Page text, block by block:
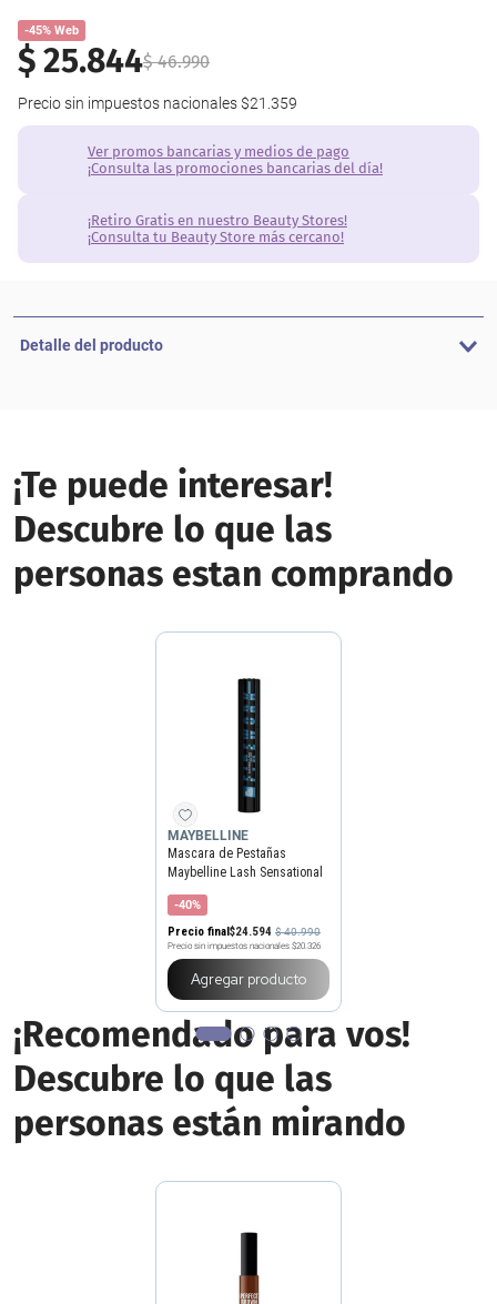
-45% Web
$25.844$ 46.990
Precio sin impuestos nacionales $21.359
Ver promos bancarias y medios de pago
¡Consulta las promociones bancarias del día!
¡Retiro Gratis en nuestro Beauty Stores!
¡Consulta tu Beauty Store más cercano!
Detalle del producto
¡Te puede interesar!
Descubre lo que las
personas estan comprando
MAYBELLINE
Mascara de Pestañas
Maybelline Lash Sensational
Firework Electro Black x 10
ml-40%
Precio final$24.594 $40.990
Precio sin impuestos nacionales $20.326
Agregar producto
¡Recomendado para vos!
Descubre lo que las
personas están mirando